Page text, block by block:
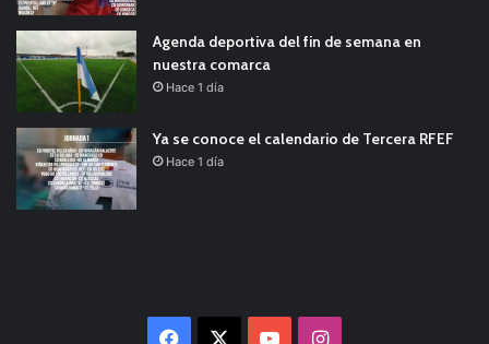
Agenda deportiva del fin de semana en
nuestra comarca
Hace 1 día
Ya se conoce el calendario de Tercera RFEF
Hace 1 día
Facebook YouTubeInstagram